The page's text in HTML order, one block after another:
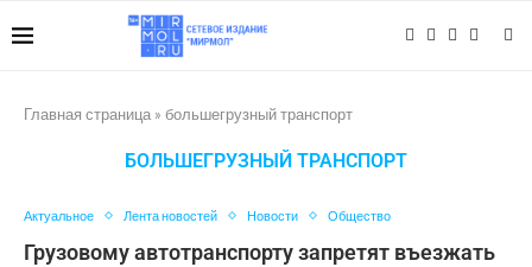
Главная страница » большегрузный транспорт
БОЛЬШЕГРУЗНЫЙ ТРАНСПОРТ
Актуальное Лента новостей Новости Общество
Грузовому автотранспорту запретят въезжать